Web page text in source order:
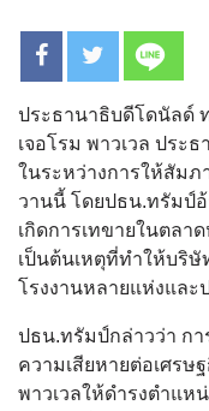
ประธานาธิบดีโดนัลด์
เจอโรม พาวเวล ประ
ในระหว่างการให้สัม
วานนี้ โดยปธน.ทรัมป์อ้
เกิดการเทขายในตลา
เป็นต้นเหตุที่ทำให้บริษั
โรงงานหลายแห่งและ
ปธน.ทรัมป์กล่าวว่า กา
ความเสียหายต่อเศรษ
พาวเวลให้ดำรงตำแห